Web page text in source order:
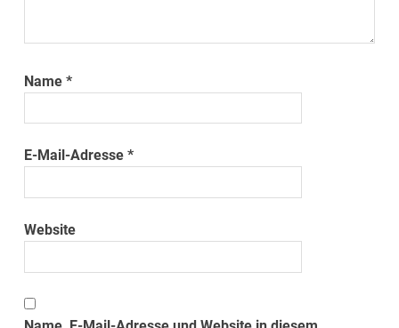
Name*
E-Mail-Adresse*
Website